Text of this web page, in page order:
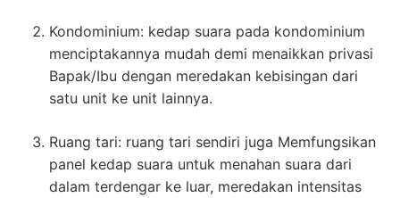
Kondominium: kedap suara pada kondominium
menciptakannya mudah demi menaikkan privasi
Bapak/Ibu dengan meredakan kebisingan dari
satu unit ke unit lainnya.
Ruang tari: ruang tari sendiri juga Memfungsikan
panel kedap suara untuk menahan suara dari
dalam terdengar ke luar, meredakan intensitas